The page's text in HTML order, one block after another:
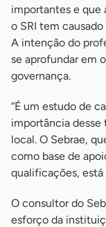
importantes e que
o SRI tem
A intenção do
se aprofundar em
governança.
“É um estudo de
importância
local. O Sebrae,
como base de
qualificações, está
O consultor do
esforço da